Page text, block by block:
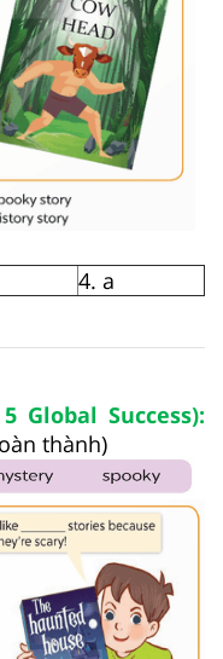
4. a
Global Success):
thành)